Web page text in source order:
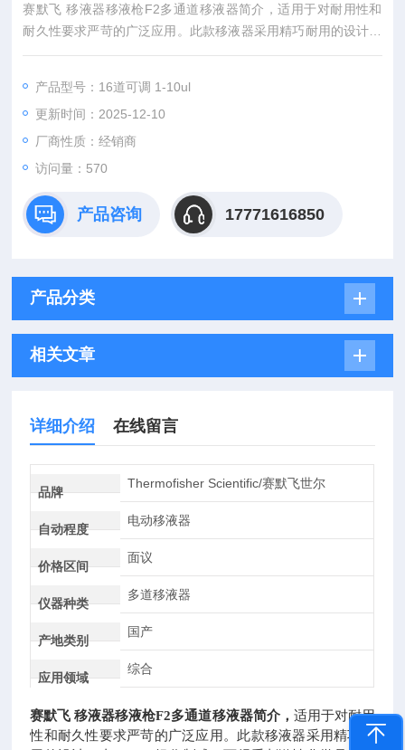
赛默飞 移液器移液枪F2多通道移液器简介，适用于对耐用性和
耐久性要求严苛的广泛应用。此款移液器采用精巧耐用的设计，
由 PVDF 组分制成，可经受刺激性化学品并抵御紫外线破坏效
程范围可供选择。在小量程型号中，吹出功能可确保极低容量液
体移液的准确性。
产品型号：16道可调 1-10ul
更新时间：2025-12-10
厂商性质：经销商
访问量：570
产品咨询 17771616850
产品分类
相关文章
详细介绍 在线留言
品牌
Thermofisher Scientific/赛默飞世尔
自动程度
电动移液器
价格区间
面议
仪器种类
多道移液器
产地类别
国产
应用领域
综合
赛默飞 移液器移液枪F2多通道移液器简介， 适用于对耐用
性和耐久性要求严苛的广泛应用。此款移液器采用精巧耐